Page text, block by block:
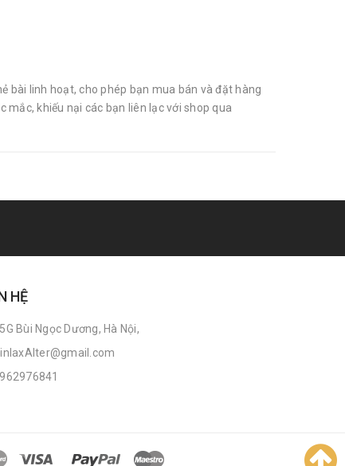
bài linh hoạt, cho phép bạn mua bán và đặt hàng
khiếu nại các bạn liên lạc với shop qua
HỆ
Bùi Ngọc Dương, Hà Nội,